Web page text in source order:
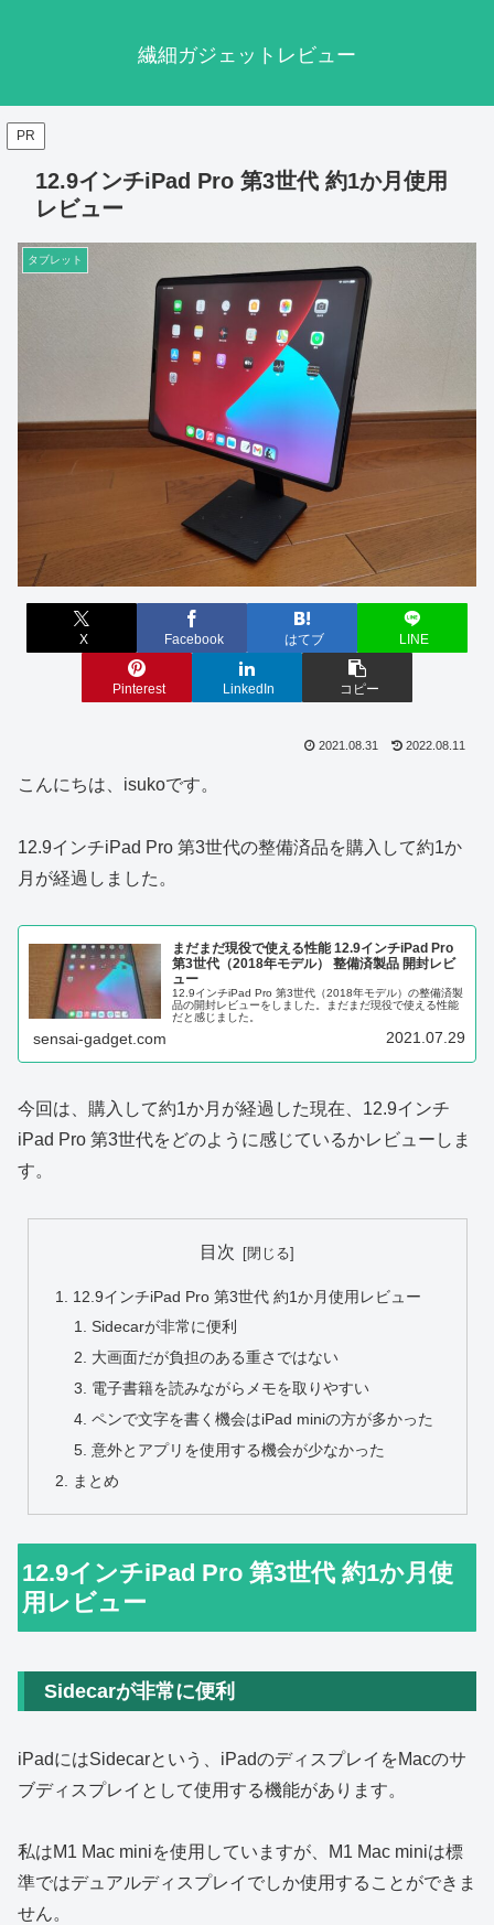
繊細ガジェットレビュー
PR
12.9インチiPad Pro 第3世代 約1か月使用
レビュー
タブレット
X Facebook はてブ LINE
Pinterest LinkedIn コピー
2021.08.31 2022.08.11
こんにちは、isukoです。
12.9インチiPad Pro 第3世代の整備済品を購入して約1か
月が経過しました。
まだまだ現役で使える性能 12.9インチiPad Pro
第3世代（2018年モデル） 整備済製品 開封レビ
ュー
12.9インチiPad Pro 第3世代（2018年モデル）の整備済製
品の開封レビューをしました。まだまだ現役で使える性能
だと感じました。
sensai-gadget.com 2021.07.29
今回は、購入して約1か月が経過した現在、12.9インチ
iPad Pro 第3世代をどのように感じているかレビューしま
す。
目次
12.9インチiPad Pro 第3世代 約1か月使用レビュー
Sidecarが非常に便利
大画面だが負担のある重さではない
電子書籍を読みながらメモを取りやすい
ペンで文字を書く機会はiPad miniの方が多かった
意外とアプリを使用する機会が少なかった
まとめ
12.9インチiPad Pro 第3世代 約1か月使
用レビュー
Sidecarが非常に便利
iPadにはSidecarという、iPadのディスプレイをMacのサ
ブディスプレイとして使用する機能があります。
私はM1 Mac miniを使用していますが、M1 Mac miniは標
準ではデュアルディスプレイでしか使用することができま
せん。